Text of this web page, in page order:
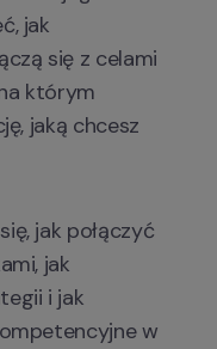
jak
się z celami
którym
jaką chcesz
jak połączyć
jak
i jak
w